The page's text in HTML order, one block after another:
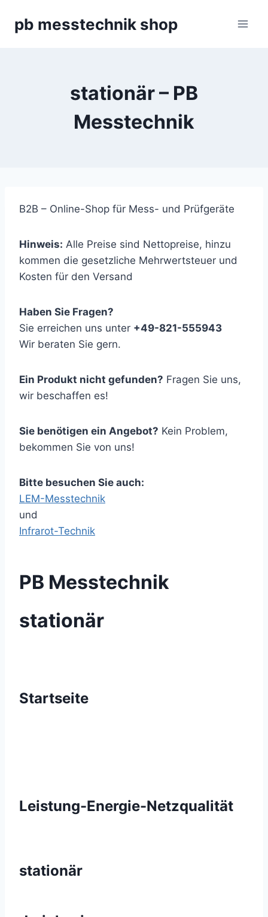
Inhaltpb messtechnik shop
stationär – PB
Messtechnik
B2B – Online-Shop für Mess- und Prüfgeräte
Hinweis: Alle Preise sind Nettopreise, hinzu
kommen die gesetzliche Mehrwertsteuer und
Kosten für den Versand
Haben Sie Fragen?
Sie erreichen uns unter +49-821-555943
Wir beraten Sie gern.
Ein Produkt nicht gefunden? Fragen Sie uns,
wir beschaffen es!
Sie benötigen ein Angebot? Kein Problem,
bekommen Sie von uns!
Bitte besuchen Sie auch:
LEM-Messtechnik
und
Infrarot-Technik
PB Messtechnik
stationär
Startseite
Leistung-Energie-Netzqualität
stationär